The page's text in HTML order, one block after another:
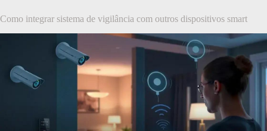
Como integrar sistema de vigilância com outros dispositivos smart